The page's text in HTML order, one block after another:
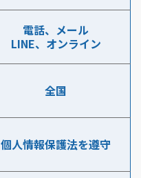
電話、メール
LINE、オンライン
全国
個人情報保護法を遵守